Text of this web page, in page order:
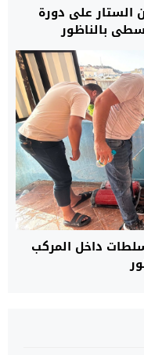
الستار على دورة
بالناظور
داخل المركب